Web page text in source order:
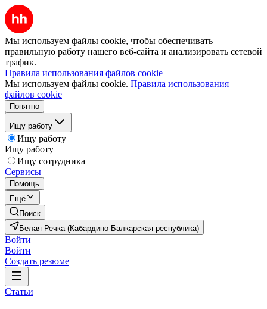
Мы используем файлы cookie, чтобы обеспечивать
правильную работу нашего веб-сайта и анализировать сетевой
трафик.
Правила использования файлов cookie
Мы используем файлы cookie. Правила использования
файлов cookie
Понятно
Ищу работу
Ищу работу
Ищу работу
Ищу сотрудника
Сервисы
Помощь
Ещё
Поиск
Белая Речка (Кабардино-Балкарская республика)
Войти
Войти
Создать резюме
Статьи